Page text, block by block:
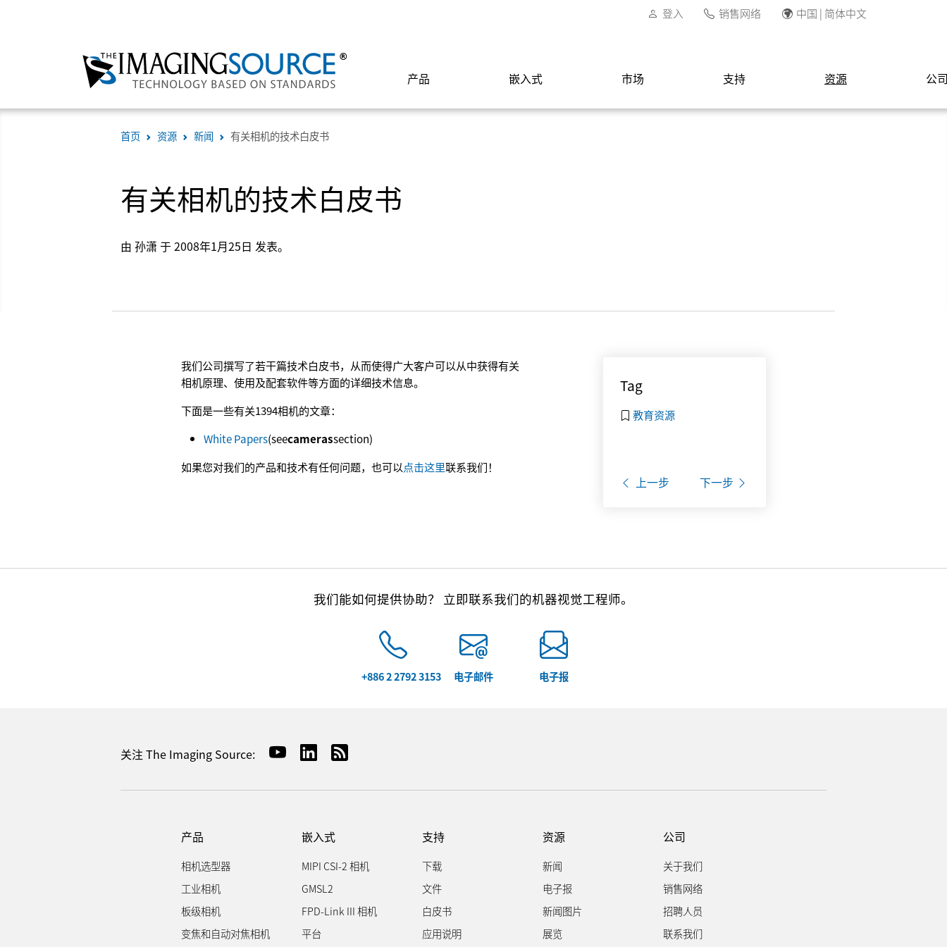
登入 销售网络 中国 | 简体中文
产品 嵌入式 市场 支持 资源 公
首页 资源 新闻 有关相机的技术白皮书
有关相机的技术白皮书
由 孙潇 于 2008年1月25日 发表。
我们公司撰写了若干篇技术白皮书，从而使得广大客户可以从中获得有关
相机原理、使用及配套软件等方面的详细技术信息。
下面是一些有关1394相机的文章：
White Papers(seecamerassection)
如果您对我们的产品和技术有任何问题，也可以点击这里联系我们！
Tag
教育资源
上一步 下一步
我们能如何提供协助？ 立即联系我们的机器视觉工程师。
+886 2 2792 3153 电子邮件 电子报
关注 The Imaging Source:
产品
相机选型器
工业相机
板级相机
变焦和自动对焦相机
嵌入式
MIPI CSI-2 相机
GMSL2
FPD-Link III 相机
平台
支持
下载
文件
白皮书
应用说明
资源
新闻
电子报
新闻图片
展览
公司
关于我们
销售网络
招聘人员
联系我们